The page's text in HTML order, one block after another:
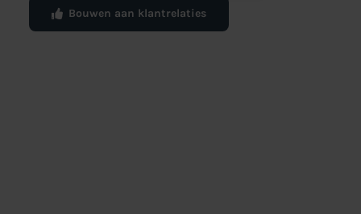
Bouwen aan klantrelaties